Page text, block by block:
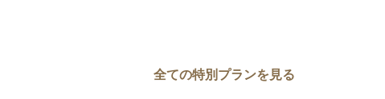
全ての特別プランを見る